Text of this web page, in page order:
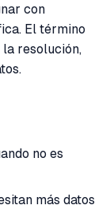
con
El término
resolución,
no es
más datos